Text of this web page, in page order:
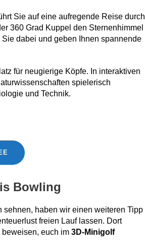
Sie auf eine aufregende Reise durch
360 Grad Kuppel den Sternenhimmel
dabei und geben Ihnen spannende
für neugierige Köpfe. In interaktiven
spielerisch
und Technik.
Bowling
haben wir einen weiteren Tipp
freien Lauf lassen. Dort
beweisen, euch im 3D-Minigolf